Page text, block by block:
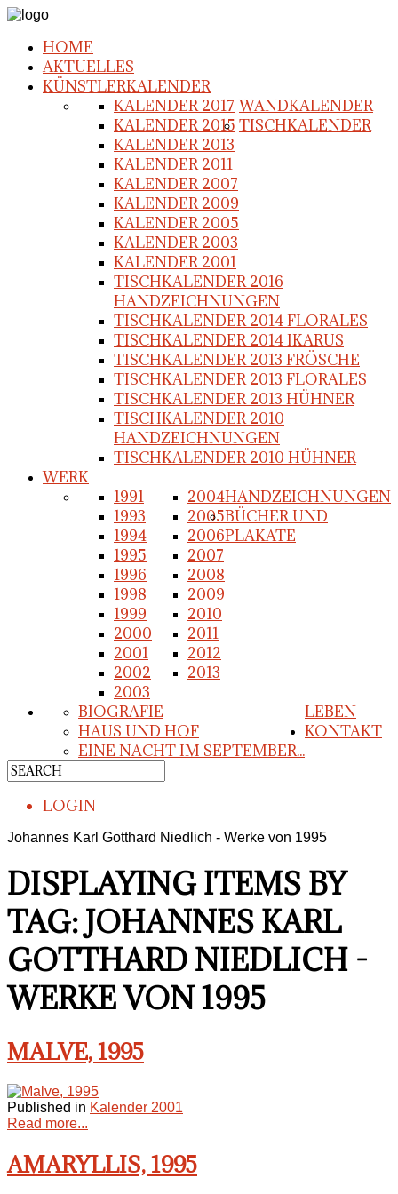
HOME
AKTUELLES
KÜNSTLERKALENDER
WANDKALENDER
KALENDER 2017
KALENDER 2015
KALENDER 2013
KALENDER 2011
KALENDER 2007
KALENDER 2009
KALENDER 2005
KALENDER 2003
KALENDER 2001
TISCHKALENDER
TISCHKALENDER 2016
HANDZEICHNUNGEN
TISCHKALENDER 2014 FLORALES
TISCHKALENDER 2014 IKARUS
TISCHKALENDER 2013 FRÖSCHE
TISCHKALENDER 2013 FLORALES
TISCHKALENDER 2013 HÜHNER
TISCHKALENDER 2010
HANDZEICHNUNGEN
TISCHKALENDER 2010 HÜHNER
WERK
HANDZEICHNUNGEN
1991
1993
1994
1995
1996
1998
1999
2000
2001
2002
2003
2004
2005
2006
2007
2008
2009
2010
2011
2012
2013
BÜCHER UND
PLAKATE
LEBEN
BIOGRAFIE
HAUS UND HOF
EINE NACHT IM SEPTEMBER...
KONTAKT
LOGIN
Johannes Karl Gotthard Niedlich - Werke von 1995
DISPLAYING ITEMS BY
TAG: JOHANNES KARL
GOTTHARD NIEDLICH -
WERKE VON 1995
MALVE, 1995
Published in Kalender 2001
Read more...
AMARYLLIS, 1995